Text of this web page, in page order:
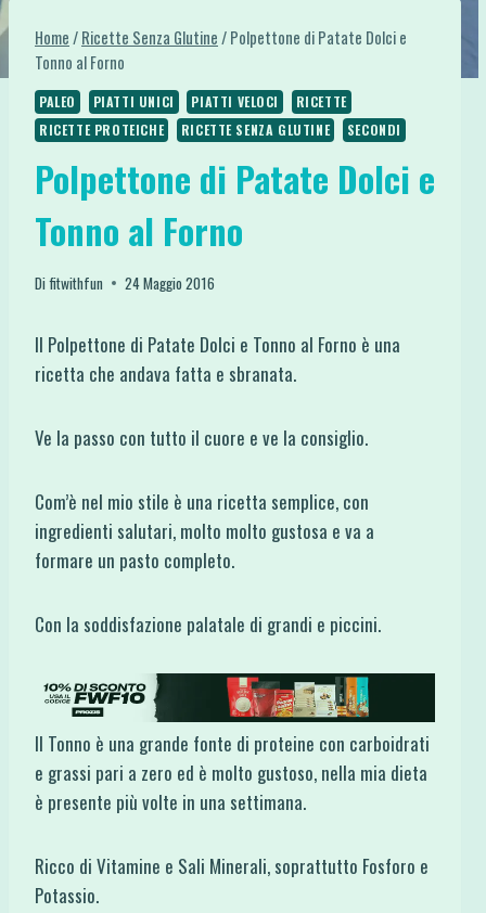
Home/Ricette Senza Glutine/Polpettone di Patate Dolci e
Tonno al Forno
PALEO PIATTI UNICI PIATTI VELOCI
RICETTE
RICETTE PROTEICHE
RICETTE SENZA GLUTINE SECONDI
Polpettone di Patate Dolci e
Tonno al Forno
Difitwithfun 24 Maggio 2016
Il Polpettone di Patate Dolci e Tonno al Forno è una
ricetta che andava fatta e sbranata.
Ve la passo con tutto il cuore e ve la consiglio.
Com’è nel mio stile è una ricetta semplice, con
ingredienti salutari, molto molto gustosa e va a
formare un pasto completo.
Con la soddisfazione palatale di grandi e piccini.
Il Tonno è una grande fonte di proteine con carboidrati
e grassi pari a zero ed è molto gustoso, nella mia dieta
è presente più volte in una settimana.
Ricco di Vitamine e Sali Minerali, soprattutto Fosforo e
Potassio.